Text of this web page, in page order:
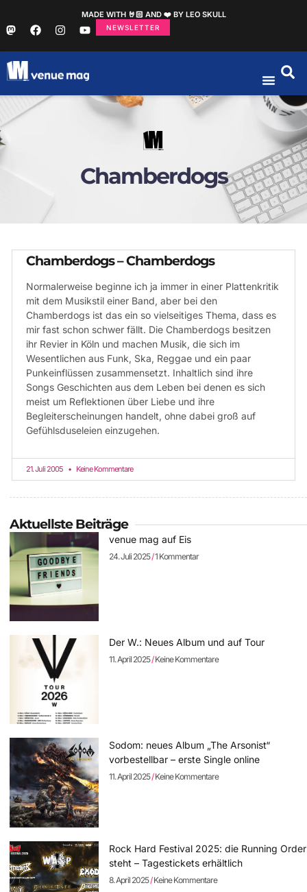
MADE WITH 🤘🏻 AND ❤️ BY LEO SKULL
NEWSLETTER
Chamberdogs
Chamberdogs – Chamberdogs
Normalerweise beginne ich ja immer in einer Plattenkritik
mit dem Musikstil einer Band, aber bei den
Chamberdogs ist das ein so vielseitiges Thema, dass es
mir fast schon schwer fällt. Die Chamberdogs besitzen
ihr Revier in Köln und machen Musik, die sich im
Wesentlichen aus Funk, Ska, Reggae und ein paar
Punkeinflüssen zusammensetzt. Inhaltlich sind ihre
Songs Geschichten aus dem Leben bei denen es sich
meist um Reflektionen über Liebe und ihre
Begleiterscheinungen handelt, ohne dabei groß auf
Gefühlsduseleien einzugehen.
21. Juli 2005 Keine Kommentare
Aktuellste Beiträge
venue mag auf Eis
24. Juli 2025 1 Kommentar
Der W.: Neues Album und auf Tour
11. April 2025 Keine Kommentare
Sodom: neues Album „The Arsonist“
vorbestellbar – erste Single online
11. April 2025 Keine Kommentare
Rock Hard Festival 2025: die Running Order
steht – Tagestickets erhältlich
8. April 2025 Keine Kommentare